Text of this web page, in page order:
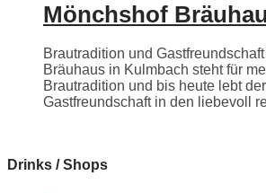
Mönchshof
Brautradition und
Bräuhaus in Kulmbach steht für
Brautradition und bis heute lebt
Gastfreundschaft in den liebevoll
Drinks / Shops